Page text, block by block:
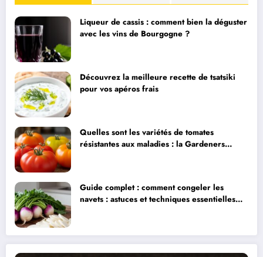
Liqueur de cassis : comment bien la déguster
avec les vins de Bourgogne ?
Découvrez la meilleure recette de tsatsiki
pour vos apéros frais
Quelles sont les variétés de tomates
résistantes aux maladies : la Gardeners
Guide complet : comment congeler les
navets : astuces et techniques essentielles